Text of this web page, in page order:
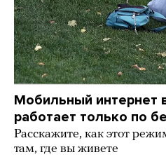
Мобильный интернет
работает только по
Расскажите, как этот
там, где вы живете